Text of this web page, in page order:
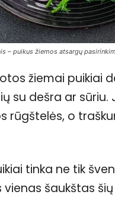
– puikus žiemos atsargų
žiemai puikiai
su dešra ar
rūgštelės, o
tinka ne tik
vienas šaukštas